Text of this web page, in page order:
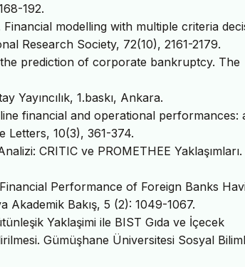
192.
modelling with multiple criteria
Research Society, 72(10), 2161-2179.
prediction of corporate bankruptcy. The
Yayıncılık, 1.baskı, Ankara.
financial and operational performances:
Letters, 10(3), 361-374.
CRITIC ve PROMETHEE Yaklaşımları.
Performance of Foreign Banks
Akademik Bakış, 5 (2): 1049-1067.
Yaklaşimi ile BIST Gıda ve İçecek
Gümüşhane Üniversitesi Sosyal